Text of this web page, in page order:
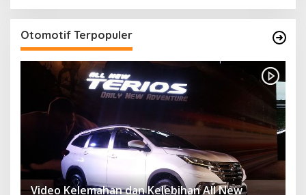
Otomotif Terpopuler
Video Kelemahan dan Kelebihan All New